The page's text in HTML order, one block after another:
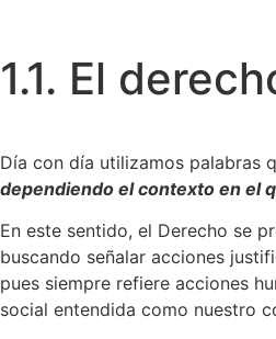
1.1. El
Día con día utilizamos palabras
dependiendo el contexto en el
En este sentido, el Derecho se
buscando señalar acciones
pues siempre refiere acciones
social entendida como nuestro